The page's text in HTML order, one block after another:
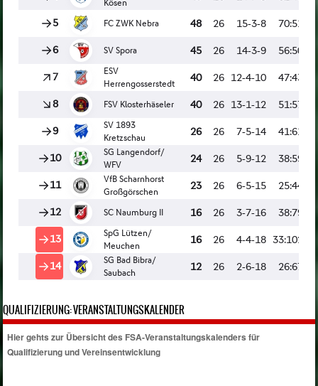
QUALIFIZIERUNG: VERANSTALTUNGSKALENDER
Hier gehts zur Übersicht des FSA-Veranstaltungskalenders für
Qualifizierung und Vereinsentwicklung